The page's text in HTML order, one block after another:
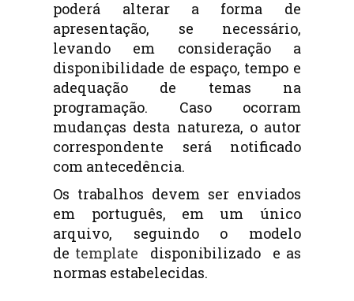
poderá alterar a forma de
apresentação, se necessário,
levando em consideração a
disponibilidade de espaço, tempo e
adequação de temas na
programação. Caso ocorram
mudanças desta natureza, o autor
correspondente será notificado
com antecedência.
Os trabalhos devem ser enviados
em português, em um único
arquivo, seguindo o modelo
de template
disponibilizado e as
normas estabelecidas.